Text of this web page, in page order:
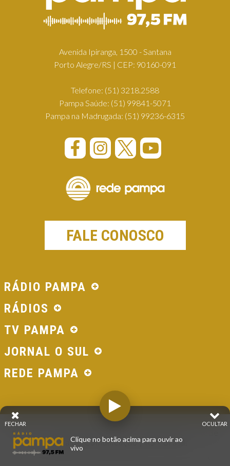
Avenida Ipiranga, 1500 - Santana
Porto Alegre/RS | CEP: 90160-091
Telefone: (51) 3218.2588
Pampa Saúde: (51) 99841-5071
Pampa na Madrugada: (51) 99236-6315
FALE CONOSCO
RÁDIO PAMPA
RÁDIOS
TV PAMPA
JORNAL O SUL
REDE PAMPA
© 2026 - Direitos Reservados - Rádio Pampa - Rede
Pampa de Comunicação | RS - Brasil.
OCULTAR
FECHAR
Clique no botão acima para ouvir ao
vivo